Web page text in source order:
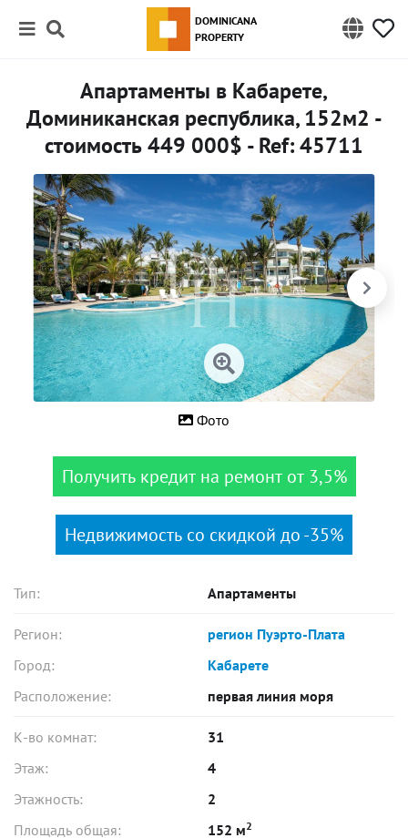
DOMINICANA
PROPERTY
Апартаменты в Кабарете,
Доминиканская республика, 152м2 -
стоимость 449 000$ - Ref: 45711
Фото
Получить кредит на ремонт от 3,5%
Недвижимость со скидкой до -35%
Тип: Апартаменты
Регион:
регион Пуэрто-Плата
Город:
Кабарете
Расположение:
первая линия моря
К-во комнат:
31
Этаж:
4
Этажность:
2
Площадь общая:
152 м2